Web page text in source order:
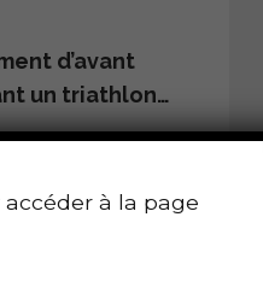
d’avant
un triathlon…
oh
de mes
sec, comme
certain(e)s de
nos
à la page